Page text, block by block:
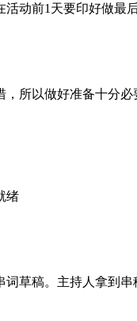
动前1天要印好做最
所以做好准备十分
绪
草稿。主持人拿到